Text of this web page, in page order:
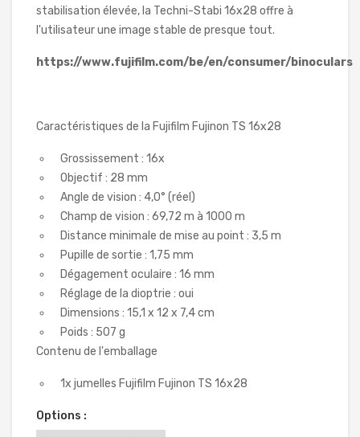
stabilisation élevée, la Techni-Stabi 16x28 offre à
l'utilisateur une image stable de presque tout.
https://www.fujifilm.com/be/en/consumer/binoculars
Caractéristiques de la Fujifilm Fujinon TS 16x28
Grossissement : 16x
Objectif : 28 mm
Angle de vision : 4,0° (réel)
Champ de vision : 69,72 m à 1000 m
Distance minimale de mise au point : 3,5 m
Pupille de sortie : 1,75 mm
Dégagement oculaire : 16 mm
Réglage de la dioptrie : oui
Dimensions : 15,1 x 12 x 7,4 cm
Poids : 507 g
Contenu de l'emballage
1x jumelles Fujifilm Fujinon TS 16x28
Options :